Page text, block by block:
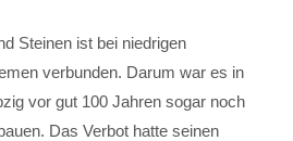
Steinen ist bei niedrigen
verbunden. Darum war es in
vor gut 100 Jahren sogar noch
Das Verbot hatte seinen